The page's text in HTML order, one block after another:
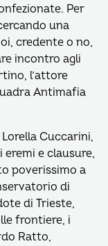
Per
una
credente o no,
incontro agli
l’attore
Antimafia
Cuccarini,
eremi e clausure,
poverissimo a
di
di Trieste,
frontiere, i
Ratto,